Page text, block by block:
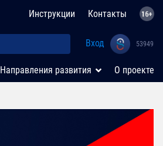
Инструкции Контакты
Вход 53949
Направления развития О проекте